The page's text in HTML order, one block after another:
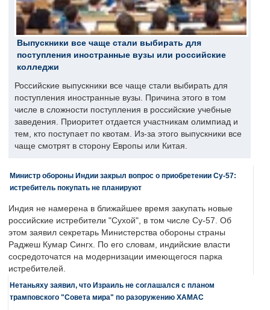
Выпускники все чаще стали выбирать для
поступления иностранные вузы или российские
колледжи
Российские выпускники все чаще стали выбирать для
поступления иностранные вузы. Причина этого в том
числе в сложности поступления в российские учебные
заведения. Приоритет отдается участникам олимпиад и
тем, кто поступает по квотам. Из-за этого выпускники все
чаще смотрят в сторону Европы или Китая.
Министр обороны Индии закрыл вопрос о приобретении Су-57:
истребитель покупать не планируют
Индия не намерена в ближайшее время закупать новые
российские истребители "Сухой", в том числе Су-57. Об
этом заявил секретарь Министерства обороны страны
Раджеш Кумар Сингх. По его словам, индийские власти
сосредоточатся на модернизации имеющегося парка
истребителей.
Нетаньяху заявил, что Израиль не соглашался с планом
трамповского "Совета мира" по разоружению ХАМАС